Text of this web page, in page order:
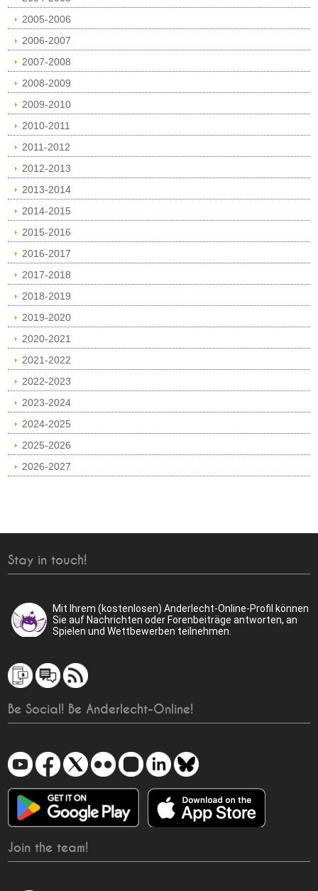
2005-2006
2006-2007
2007-2008
2008-2009
2009-2010
2010-2011
2011-2012
2012-2013
2013-2014
2014-2015
2015-2016
2016-2017
2017-2018
2018-2019
2019-2020
2020-2021
2021-2022
2022-2023
2023-2024
2024-2025
2025-2026
2026-2027
Stay in touch!
Mit Ihrem (kostenlosen) Anderlecht-Online-Profil können
Sie auf Nachrichten oder Forenbeiträge antworten, an
Spielen und Wettbewerben teilnehmen.
Be Social! Be Anderlecht-Online!
Join the team!